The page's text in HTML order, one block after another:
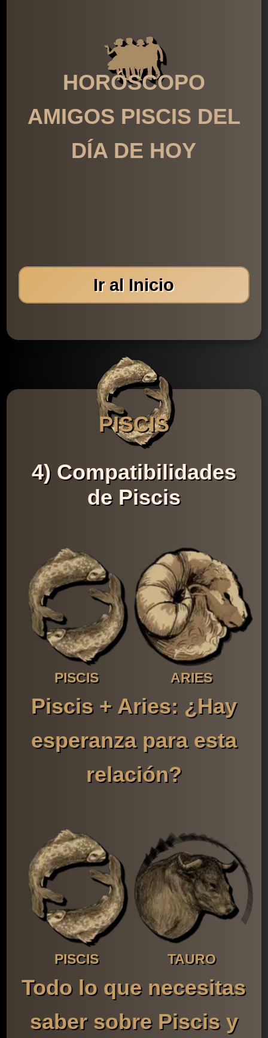
HORÓSCOPO
AMIGOS PISCIS DEL
DÍA DE HOY
Ir al Inicio
PISCIS
4) Compatibilidades
de Piscis
PISCIS ARIES
Piscis + Aries: ¿Hay
esperanza para esta
relación?
PISCIS TAURO
Todo lo que necesitas
saber sobre Piscis y